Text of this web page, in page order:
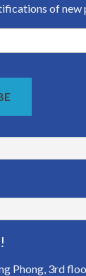
of new
Phong, 3rd